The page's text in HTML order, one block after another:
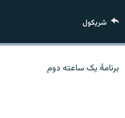
شريکول
برنامۀ یک ساعته دوم